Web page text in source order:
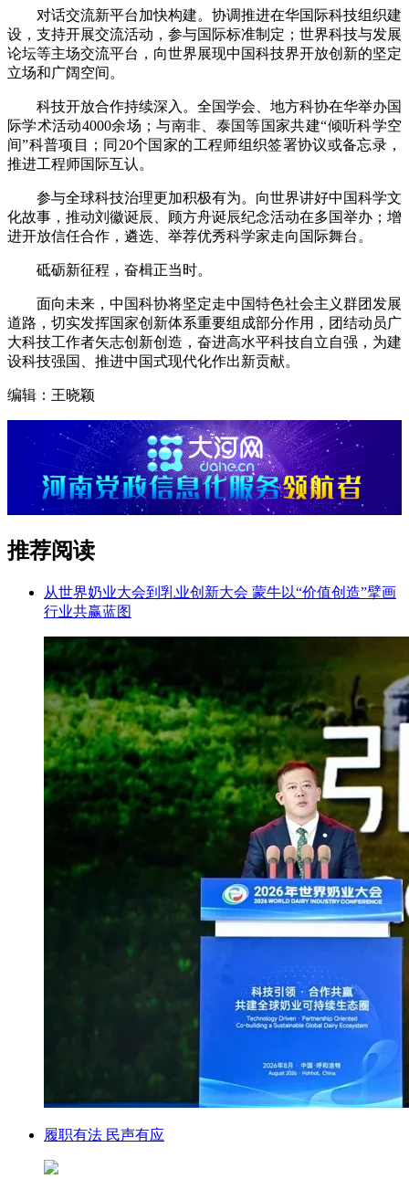
对话交流新平台加快构建。协调推进在华国际科技组织建
设，支持开展交流活动，参与国际标准制定；世界科技与发展
论坛等主场交流平台，向世界展现中国科技界开放创新的坚定
立场和广阔空间。
科技开放合作持续深入。全国学会、地方科协在华举办国
际学术活动4000余场；与南非、泰国等国家共建“倾听科学空
间”科普项目；同20个国家的工程师组织签署协议或备忘录，
推进工程师国际互认。
参与全球科技治理更加积极有为。向世界讲好中国科学文
化故事，推动刘徽诞辰、顾方舟诞辰纪念活动在多国举办；增
进开放信任合作，遴选、举荐优秀科学家走向国际舞台。
砥砺新征程，奋楫正当时。
面向未来，中国科协将坚定走中国特色社会主义群团发展
道路，切实发挥国家创新体系重要组成部分作用，团结动员广
大科技工作者矢志创新创造，奋进高水平科技自立自强，为建
设科技强国、推进中国式现代化作出新贡献。
编辑：王晓颖
推荐阅读
从世界奶业大会到乳业创新大会 蒙牛以“价值创造”擘画
行业共赢蓝图
履职有法 民声有应